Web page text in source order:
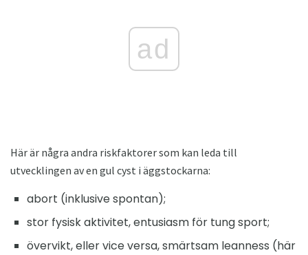
ad
Här är några andra riskfaktorer som kan leda till
utvecklingen av en gul cyst i äggstockarna:
abort (inklusive spontan);
stor fysisk aktivitet, entusiasm för tung sport;
övervikt, eller vice versa, smärtsam leanness (här